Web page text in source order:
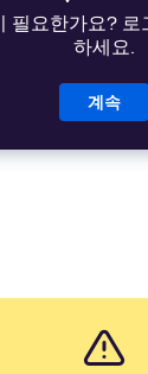
필요한가요?
하세요.
계속